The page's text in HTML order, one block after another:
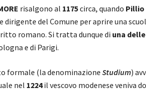
risalgono al 1175circa, quando Pillio
dirigente del Comune per aprire una
romano. Si tratta dunque di una
e di Parigi.
formale (la denominazioneStudium)
nel 1224il vescovo modenese veniva